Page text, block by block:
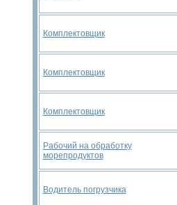
Комплектовщик
Комплектовщик
Комплектовщик
Рабочий на обработку
морепродуктов
Водитель погрузчика